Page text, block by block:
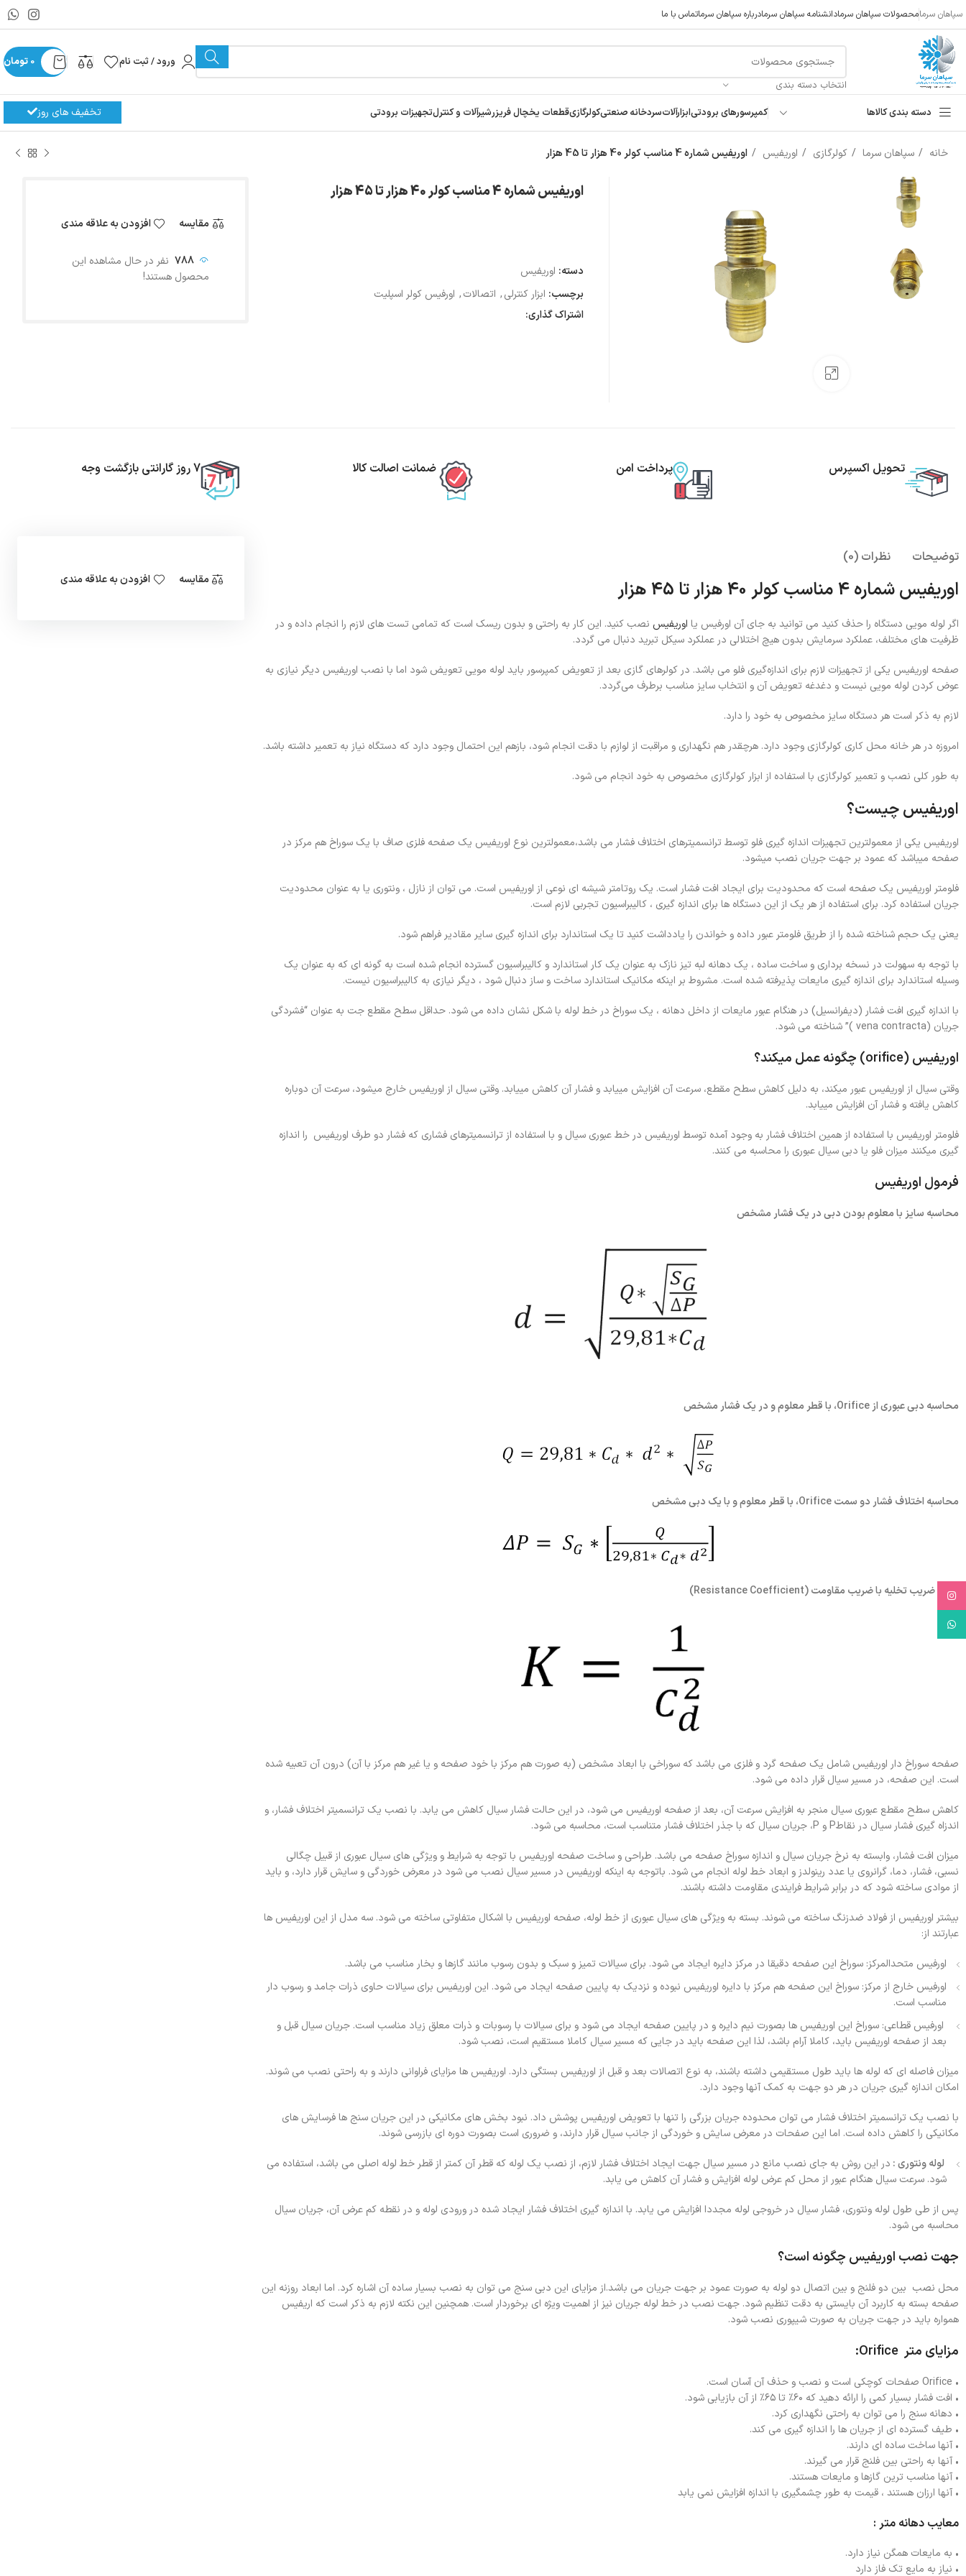
سپاهان سرمامحصولات سپاهان سرمادانشنامه سپاهان سرمادرباره سپاهان سرماتماس با ما
انتخاب دسته بندی
ورود / ثبت نام 0 تومان
دسته بندی کالاها کمپرسورهای برودتیابزارآلاتسردخانه صنعتیکولرگازیقطعات یخچال فریزرشیرآلات و کنترلتجهیزات برودتی تخفیف های روز
خانه سپاهان سرما کولرگازی اوریفیس اوریفیس شماره 4 مناسب کولر 40 هزار تا 45 هزار
اوریفیس شماره 4 مناسب کولر 40 هزار تا 45 هزار
دسته: اوریفیس
برچسب: ابزار کنترلی, اتصالات, اورفیس کولر اسپلیت
اشتراک گذاری:
مقایسه افزودن به علاقه مندی
788 نفر در حال مشاهده این
محصول هستند!
تحویل اکسپرس پرداخت امن ضمانت اصالت کالا 7 روز گارانتی بازگشت وجه
توضیحات نظرات (0)
اوریفیس شماره 4 مناسب کولر 40 هزار تا 45 هزار
اگر لوله مویی دستگاه را حذف کنید می توانید به جای آن اورفیس یا اوریفیس نصب کنید. این کار به راحتی و بدون ریسک است که تمامی تست های لازم را انجام داده و در
ظرفیت های مختلف، عملکرد سرمایش بدون هیچ اختلالی در عملکرد سیکل تبرید دنبال می گردد.
صفحه اوریفیس یکی از تجهیزات لازم برای اندازه‌گیری فلو می باشد. در کولرهای گازی بعد از تعویض کمپرسور باید لوله مویی تعویض شود اما با نصب اوریفیس دیگر نیازی به
عوض کردن لوله مویی نیست و دغدغه تعویض آن و انتخاب سایز مناسب برطرف می‌گردد.
لازم به ذکر است هر دستگاه سایز مخصوص به خود را دارد.
امروزه در هر خانه محل کاری کولرگازی وجود دارد. هرچقدر هم نگهداری و مراقبت از لوازم با دقت انجام شود، بازهم این احتمال وجود دارد که دستگاه نیاز به تعمیر داشته باشد.
به طور کلی نصب و تعمیر کولرگازی با استفاده از ابزار کولرگازی مخصوص به خود انجام می شود.
اوریفیس چیست؟
اوریفیس یکی از معمولترین تجهیزات اندازه گیری فلو توسط ترانسمیترهای اختلاف فشار می باشد،معمولترین نوع اوریفیس یک صفحه فلزی صاف با یک سوراخ هم مرکز در
صفحه میباشد که عمود بر جهت جریان نصب میشود.
فلومتر اوریفیس یک صفحه است که محدودیت برای ایجاد افت فشار است. یک روتامتر شیشه ای نوعی از اوریفیس است. می توان از نازل ، ونتوری یا به عنوان محدودیت
جریان استفاده کرد. برای استفاده از هر یک از این دستگاه ها برای اندازه گیری ، کالیبراسیون تجربی لازم است.
یعنی یک حجم شناخته شده را از طریق فلومتر عبور داده و خواندن را یادداشت کنید تا یک استاندارد برای اندازه گیری سایر مقادیر فراهم شود.
با توجه به سهولت در نسخه برداری و ساخت ساده ، یک دهانه لبه تیز نازک به عنوان یک کار استاندارد و کالیبراسیون گسترده انجام شده است به گونه ای که به عنوان یک
وسیله استاندارد برای اندازه گیری مایعات پذیرفته شده است. مشروط بر اینکه مکانیک استاندارد ساخت و ساز دنبال شود ، دیگر نیازی به کالیبراسیون نیست.
با اندازه گیری افت فشار (دیفرانسیل) در هنگام عبور مایعات از داخل دهانه ، یک سوراخ در خط لوله با شکل نشان داده می شود. حداقل سطح مقطع جت به عنوان “فشردگی
جریان (vena contracta )” شناخته می شود.
اوریفیس (orifice) چگونه عمل میکند؟
وقتی سیال از اوریفیس عبور میکند، به دلیل کاهش سطح مقطع، سرعت آن افزایش مییابد و فشار آن کاهش مییابد. وقتی سیال از اوریفیس خارج میشود، سرعت آن دوباره
کاهش یافته و فشار آن افزایش مییابد.
فلومتر اوریفیس با استفاده از همین اختلاف فشار به وجود آمده توسط اوریفیس در خط عبوری سیال و با استفاده از ترانسمیترهای فشاری که فشار دو طرف اوریفیس را اندازه
گیری میکنند میزان فلو یا دبی سیال عبوری را محاسبه می کنند.
فرمول اوریفیس
محاسبه سایز با معلوم بودن دبی در یک فشار مشخص
محاسبه دبی عبوری از Orifice، با قطر معلوم و در یک فشار مشخص
محاسبه اختلاف فشار دو سمت Orifice، با قطر معلوم و با یک دبی مشخص
رابطه ضریب تخلیه با ضریب مقاومت (Resistance Coefficient)
صفحه سوراخ دار اوریفیس شامل یک صفحه گرد و فلزی می باشد که سوراخی با ابعاد مشخص (به صورت هم مرکز با خود صفحه و یا غیر هم مرکز با آن) درون آن تعبیه شده
است. این صفحه، در مسیر سیال قرار داده می شود.
کاهش سطح مقطع عبوری سیال منجر به افزایش سرعت آن، بعد از صفحه اوریفیس می شود، در این حالت فشار سیال کاهش می یابد. با نصب یک ترانسمیتر اختلاف فشار، و
اندزاه گیری فشار سیال در نقاطP و P، جریان سیال که با جذر اختلاف فشار متناسب است، محاسبه می شود.
میزان افت فشار، وابسته به نرخ جریان سیال و اندازه سوراخ صفحه می باشد. طراحی و ساخت صفحه اوریفیس با توجه به شرایط و ویژگی های سیال عبوری از قبیل چگالی
نسبی، فشار، دما، گرانروی یا عدد رینولدز و ابعاد خط لوله انجام می شود. باتوجه به اینکه اوریفیس در مسیر سیال نصب می شود در معرض خوردگی و سایش قرار دارد، و باید
از موادی ساخته شود که در برابر شرایط فرایندی مقاومت داشته باشند.
بیشتر اوریفیس از فولاد ضدزنگ ساخته می شوند. بسته به ویژگی های سیال عبوری از خط لوله، صفحه اوریفیس با اشکال متفاوتی ساخته می شود. سه مدل از این اوریفیس ها
عبارتند از:
اورفیس متحدالمرکز: سوراخ این صفحه دقیقا در مرکز دایره ایجاد می شود. برای سیالات تمیز و سبک و بدون رسوب مانند گازها و بخار مناسب می باشد.
اورفیس خارج از مرکز: سوراخ این صفحه هم مرکز با دایره اوریفیس نبوده و نزدیک به پایین صفحه ایجاد می شود. این اوریفیس برای سیالات حاوی ذرات جامد و رسوب دار
مناسب است.
اورفیس قطاعی: سوراخ این اوریفیس ها بصورت نیم دایره و در پایین صفحه ایجاد می شود و برای سیالات با رسوبات و ذرات معلق زیاد مناسب است. جریان سیال قبل و
بعد از صفحه اوریفیس باید، کاملا آرام باشد، لذا این صفحه باید در جایی که مسیر سیال کاملا مستقیم است، نصب شود.
میزان فاصله ای که لوله ها باید طول مستقیمی داشته باشند، به نوع اتصالات بعد و قبل از اوریفیس بستگی دارد. اوریفیس ها مزایای فراوانی دارند و به راحتی نصب می شوند.
امکان اندازه گیری جریان در هر دو جهت به کمک آنها وجود دارد.
با نصب یک ترانسمیتر اختلاف فشار می توان محدوده جریان بزرگی را تنها با تعویض اوریفیس پوشش داد. نبود بخش های مکانیکی در این جریان سنج ها فرسایش های
مکانیکی را کاهش داده است. اما این صفحات در معرض سایش و خوردگی از جانب سیال قرار دارند، و ضروری است بصورت دوره ای بازرسی شوند.
لوله ونتوری : در این روش به جای نصب مانع در مسیر سیال جهت ایجاد اختلاف فشار لازم، از نصب یک لوله که قطر آن کمتر از قطر خط لوله اصلی می باشد، استفاده می
شود. سرعت سیال هنگام عبور از محل کم عرض لوله افزایش و فشار آن کاهش می یابد.
پس از طی طول لوله ونتوری، فشار سیال در خروجی لوله مجددا افزایش می یابد. با اندازه گیری اختلاف فشار ایجاد شده در ورودی لوله و در نقطه کم عرض آن، جریان سیال
محاسبه می شود.
جهت نصب اوریفیس چگونه است؟
محل نصب بین دو فلنج و بین اتصال دو لوله به صورت عمود بر جهت جریان می باشد.از مزایای این دبی سنج می توان به نصب بسیار ساده آن اشاره کرد. اما ابعاد روزنه این
صفحه بسته به کاربرد آن بایستی به دقت تنظیم شود. جهت نصب در خط لوله جریان نیز از اهمیت ویژه ای برخوردار است. همچنین این نکته لازم به ذکر است که اریفیس
همواره باید در جهت جریان به صورت شیپوری نصب شود.
مزایای متر Orifice:
• Orifice صفحات کوچکی است و نصب و حذف آن آسان است.
• افت فشار بسیار کمی را ارائه دهید که ۶۰٪ تا ۶۵٪ از آن بازیابی شود.
• دهانه سنج را می توان به راحتی نگهداری کرد.
• طیف گسترده ای از جریان ها را اندازه گیری می کند.
• آنها ساخت ساده ای دارند.
• آنها به راحتی بین فلنج قرار می گیرند.
• آنها مناسب ترین گازها و مایعات هستند.
• آنها ارزان هستند ، قیمت به طور چشمگیری با اندازه افزایش نمی یابد
معایب دهانه متر :
• به مایعات همگن نیاز دارد.
• نیاز به مایع تک فاز دارد
مقایسه افزودن به علاقه مندی
Instagram